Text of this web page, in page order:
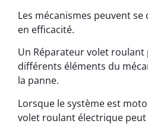
Les mécanismes peuvent
en efficacité.
Un Réparateur volet roulant
différents éléments du
la panne.
Lorsque le système est
volet roulant électrique peut